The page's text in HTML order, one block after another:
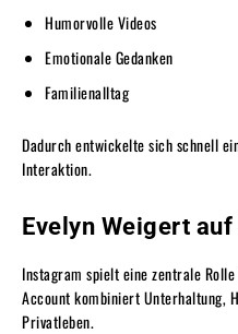
Humorvolle Videos
Emotionale Gedanken
Familienalltag
Dadurch entwickelte sich schnell
Interaktion.
Evelyn Weigert
Instagram spielt eine zentrale
Account kombiniert Unterhaltung,
Privatleben.